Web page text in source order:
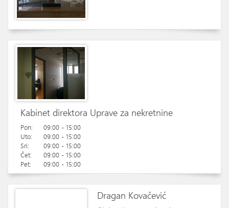
Kabinet direktora Uprave za nekretnine
Pon:
09:00 - 15:00
Uto:
09:00 - 15:00
Sri:
09:00 - 15:00
Čet:
09:00 - 15:00
Pet:
09:00 - 15:00
Dragan Kovačević